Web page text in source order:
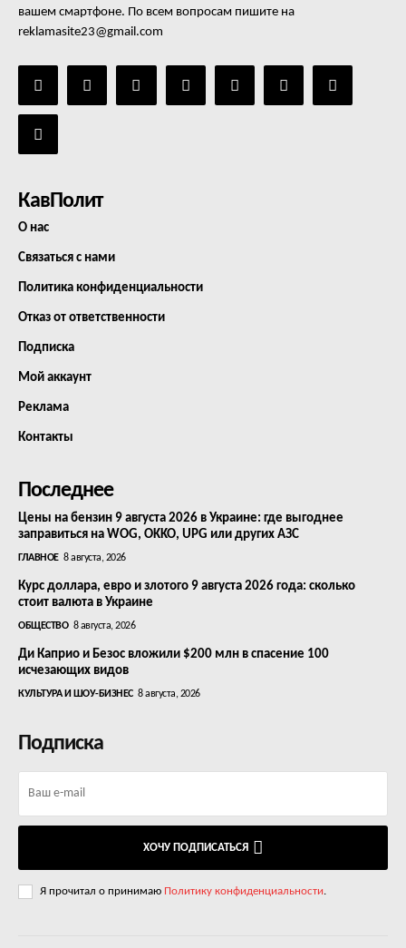
вашем смартфоне. По всем вопросам пишите на
reklamasite23@gmail.com
КавПолит
О нас
Связаться с нами
Политика конфиденциальности
Отказ от ответственности
Подписка
Мой аккаунт
Реклама
Контакты
Последнее
Цены на бензин 9 августа 2026 в Украине: где выгоднее
заправиться на WOG, OKKO, UPG или других АЗС
ГЛАВНОЕ 8 августа, 2026
Курс доллара, евро и злотого 9 августа 2026 года: сколько
стоит валюта в Украине
ОБЩЕСТВО 8 августа, 2026
Ди Каприо и Безос вложили $200 млн в спасение 100
исчезающих видов
КУЛЬТУРА И ШОУ-БИЗНЕС 8 августа, 2026
Подписка
ХОЧУ ПОДПИСАТЬСЯ
Я прочитал о принимаю Политику конфиденциальности.